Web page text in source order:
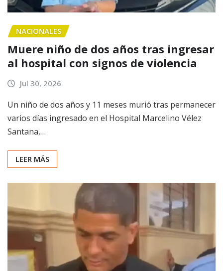
NACIONALES
Muere niño de dos años tras ingresar
al hospital con signos de violencia
Jul 30, 2026
Un niño de dos años y 11 meses murió tras permanecer
varios días ingresado en el Hospital Marcelino Vélez
Santana,…
LEER MÁS